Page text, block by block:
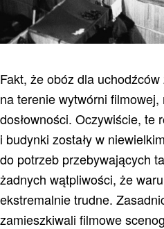
Fakt, że obóz dla
na terenie wytwórni filmowej,
dosłowności. Oczywiście, te
i budynki zostały w
do potrzeb przebywających
żadnych wątpliwości, że
ekstremalnie trudne.
zamieszkiwali filmowe